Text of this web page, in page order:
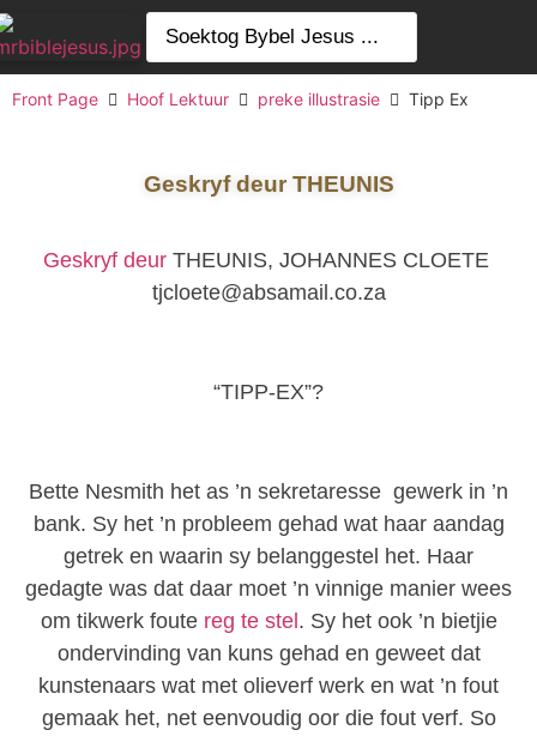
Front Page Hoof Lektuur preke illustrasie Tipp Ex
Geskryf deur THEUNIS
Geskryf deurTHEUNIS, JOHANNES CLOETE
tjcloete@absamail.co.za
“TIPP-EX”?
Bette Nesmith het as ’n sekretaresse gewerk in ’n
bank. Sy het ’n probleem gehad wat haar aandag
getrek en waarin sy belanggestel het. Haar
gedagte was dat daar moet ’n vinnige manier wees
om tikwerk foute reg te stel. Sy het ook ’n bietjie
ondervinding van kuns gehad en geweet dat
kunstenaars wat met olieverf werk en wat ’n fout
gemaak het, net eenvoudig oor die fout verf. So